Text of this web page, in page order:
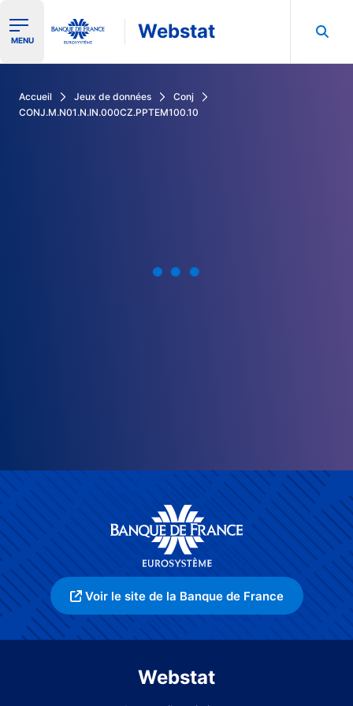
Ouvrir le menu de navigation
MENU Webstat
Accueil Jeux de données
Conj
CONJ.M.N01.N.IN.000CZ.PPTEM100.10
Voir le site de la Banque de France
Webstat